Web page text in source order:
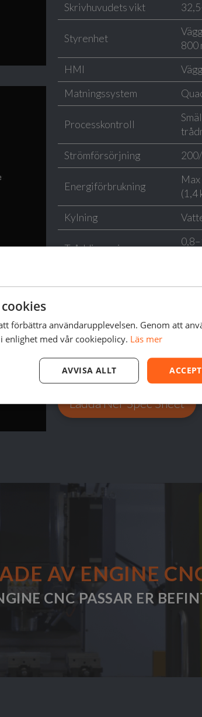
Skrivhuvudets vikt
Styrenhet
800
HMI
Matningssystem
Processkontroll
Strömförsörjning
Energiförbrukning
(1,4
Kylning
Tråddimension
Kompatibla material
Ladda Ner Spec Sheet
AV ENGINE
CNC PASSAR ER
förbättra användarupplevelsen. Genom att
enlighet med vår cookiepolicy. Läs mer
AVVISA ALLT